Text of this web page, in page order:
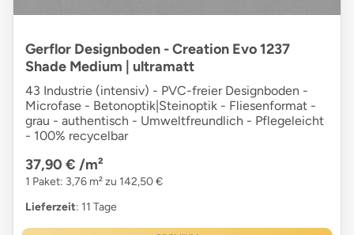
Gerflor Designboden - Creation Evo 1237
Shade Medium | ultramatt
43 Industrie (intensiv) - PVC-freier Designboden -
Microfase - Betonoptik|Steinoptik - Fliesenformat -
grau - authentisch - Umweltfreundlich - Pflegeleicht
- 100% recycelbar
37,90 € /m²
1 Paket: 3,76 m² zu 142,50 €
Lieferzeit: 11 Tage